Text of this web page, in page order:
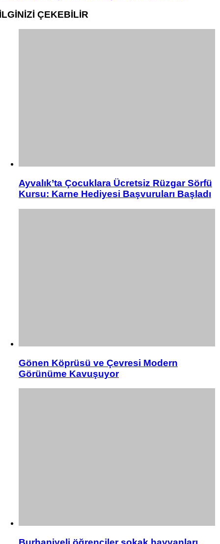
ÇEKEBİLİR
Ayvalık’ta Çocuklara Ücretsiz Rüzgar Sörfü
Kursu: Karne Hediyesi Başvuruları Başladı
Gönen Köprüsü ve Çevresi Modern
Görünüme Kavuşuyor